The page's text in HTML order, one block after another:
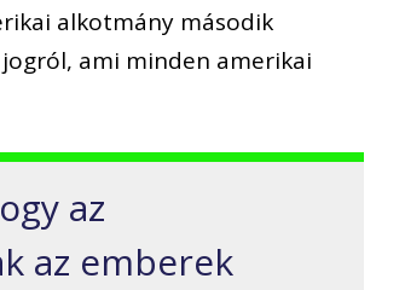
alkotmány második
ami minden amerikai
az
az emberek